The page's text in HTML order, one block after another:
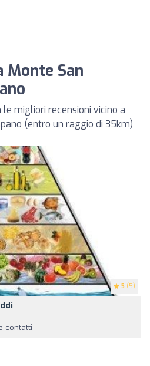
Monte San
migliori recensioni vicino a
(entro un raggio di 35km)
5 (5)
contatti